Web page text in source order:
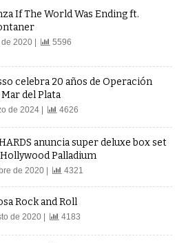
If The World Was Ending ft.
2020 | 5596
celebra 20 años de Operación
del Plata
de 2024 | 4626
anuncia super deluxe box set
Palladium
de 2020 | 4321
Rock and Roll
de 2020 | 4183